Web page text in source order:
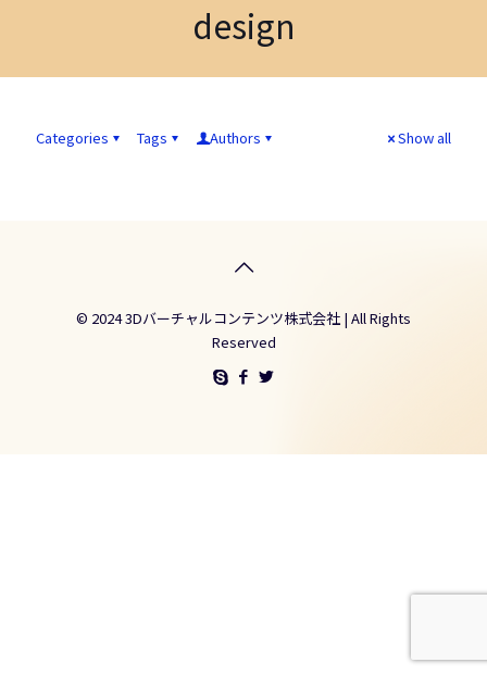
design
Categories Tags Authors Show all
© 2024 3Dバーチャルコンテンツ株式会社 | All Rights
Reserved